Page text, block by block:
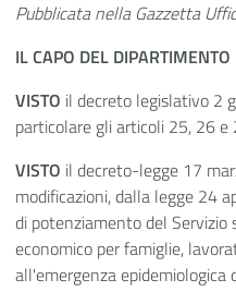
Pubblicata nella Gazzetta
IL CAPO DEL
VISTO il decreto legislativo 2
particolare gli articoli 25, 26 e
VISTO il decreto-legge 17
modificazioni, dalla legge 24
di potenziamento del
economico per famiglie,
all'emergenza epidemiologica